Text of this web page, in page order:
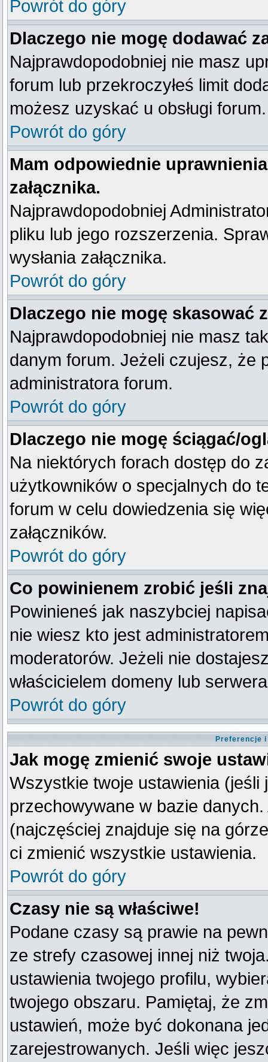
Powrót do góry
Dlaczego nie mogę dodawać
Najprawdopodobniej nie masz
forum lub przekroczyłeś limit
możesz uzyskać u obsługi forum.
Powrót do góry
Mam odpowiednie
załącznika.
Najprawdopodobniej
pliku lub jego rozszerzenia.
wysłania załącznika.
Powrót do góry
Dlaczego nie mogę skasować
Najprawdopodobniej nie masz
danym forum. Jeżeli czujesz, że
administratora forum.
Powrót do góry
Dlaczego nie mogę ściągać/
Na niektórych forach dostęp do
użytkowników o specjalnych do
forum w celu dowiedzenia się
załączników.
Powrót do góry
Co powinienem zrobić jeśli
Powinieneś jak naszybciej
nie wiesz kto jest
moderatorów. Jeżeli nie
właścicielem domeny lub
Powrót do góry
Preferencje
Jak mogę zmienić swoje
Wszystkie twoje ustawienia
przechowywane w bazie
(najczęściej znajduje się na
ci zmienić wszystkie ustawienia.
Powrót do góry
Czasy nie są właściwe!
Podane czasy są prawie na
ze strefy czasowej innej niż
ustawienia twojego profilu,
twojego obszaru. Pamiętaj, że
ustawień, może być dokonana
zarejestrowanych. Jeśli więc